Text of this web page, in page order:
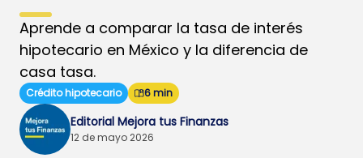
Aprende a comparar la tasa de interés
hipotecario en México y la diferencia de
casa tasa.
Crédito hipotecario 6 min
Editorial Mejora tus Finanzas
12 de mayo 2026